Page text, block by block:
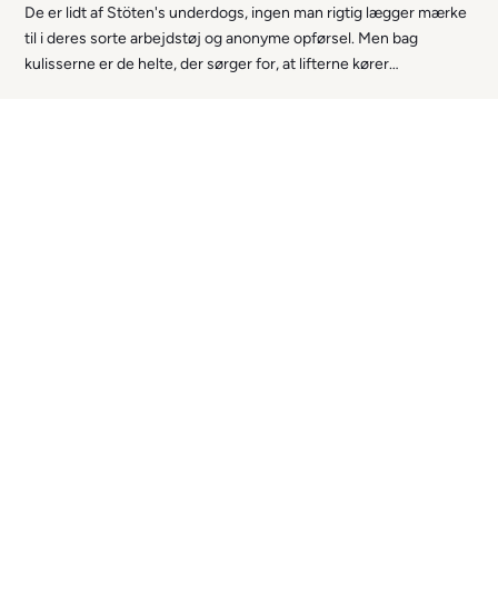
De er lidt af Stöten's underdogs, ingen man rigtig lægger mærke
til i deres sorte arbejdstøj og anonyme opførsel. Men bag
kulisserne er de helte, der sørger for, at lifterne kører